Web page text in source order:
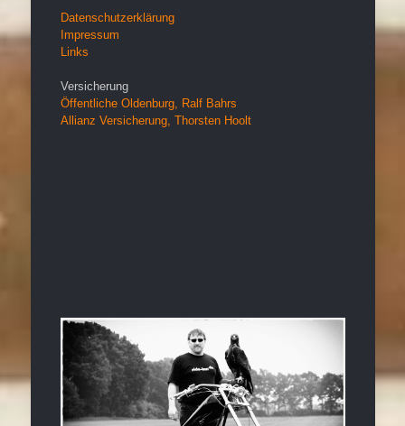
Datenschutzerklärung
Impressum
Links
Versicherung
Öffentliche Oldenburg, Ralf Bahrs
Allianz Versicherung, Thorsten Hoolt